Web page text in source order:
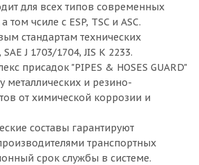
для всех типов современных
чсиле с ESP, TSC и ASC.
стандартам технических
J 1703/1704, JIS K 2233.
присадок "PIPES & HOSES GUARD"
металлических и резино-
от химической коррозии и
составы гарантируют
транспортных
срок службы в системе.